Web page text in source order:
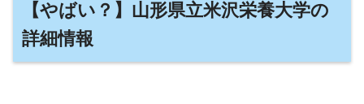
【やばい？】山形県立米沢栄養大学の
詳細情報